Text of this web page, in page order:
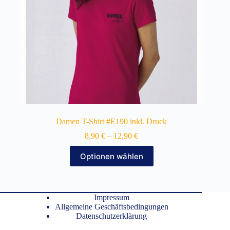
werden
Damen T-Shirt #E190 inkl. Druck
8,90€ – 12,90€
Optionen wählen
Produkt
weist
auf.
Die
Optionen
Impressum
Allgemeine Geschäftsbedingungen
Datenschutzerklärung